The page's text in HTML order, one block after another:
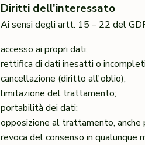
Diritti dell'interessato
Ai sensi degli artt. 15 – 22 del
accesso ai propri dati;
rettifica di dati inesatti o
cancellazione (diritto all'oblio);
limitazione del trattamento;
portabilità dei dati;
opposizione al trattamento,
revoca del consenso in